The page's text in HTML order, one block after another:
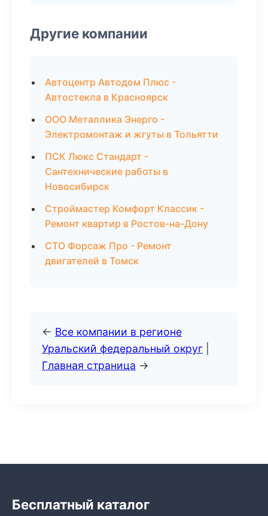
Другие компании
Автоцентр Автодом Плюс -
Автостекла в Красноярск
ООО Металлика Энерго -
Электромонтаж и жгуты в Тольятти
ПСК Люкс Стандарт -
Сантехнические работы в
Новосибирск
Строймастер Комфорт Классик -
Ремонт квартир в Ростов-на-Дону
СТО Форсаж Про - Ремонт
двигателей в Томск
← Все компании в регионе
Уральский федеральный округ
Главная страница →
Бесплатный каталог